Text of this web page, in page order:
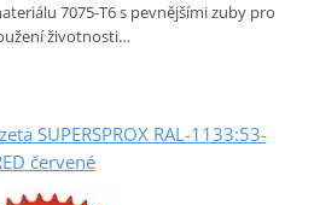
7075-T6 s pevnějšími zuby pro
životnosti…
SUPERSPROX RAL-1133:53-
červené